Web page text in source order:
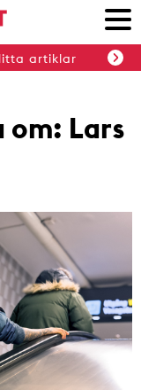
artiklar
om: Lars